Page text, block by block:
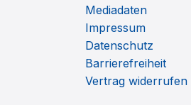
Mediadaten
Impressum
Datenschutz
Barrierefreiheit
Vertrag widerrufen